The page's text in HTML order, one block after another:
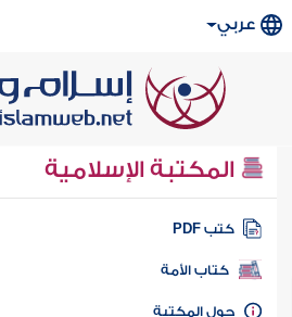
عربي
المكتبة الإسلامية
كتب PDF
كتاب الأمة